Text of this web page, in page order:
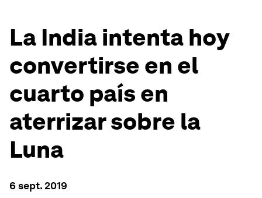
La India intenta hoy
convertirse en el
cuarto país en
aterrizar sobre la
Luna
6 sept. 2019